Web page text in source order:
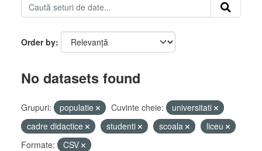
Order by
No datasets found
Grupuri: populatie Cuvinte cheie:
universitati
cadre didactice
studenti scoala
liceu
Formate:
CSV